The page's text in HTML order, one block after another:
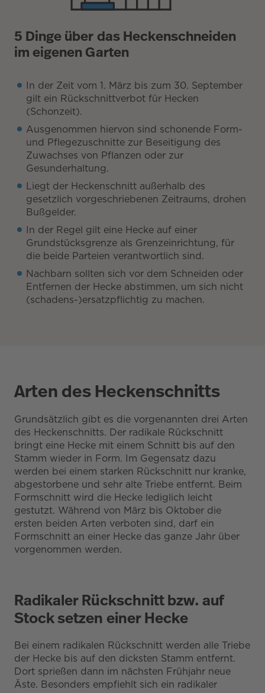
5 Dinge über das Heckenschneiden
im eigenen Garten
In der Zeit vom 1. März bis zum 30. September
gilt ein Rückschnittverbot für Hecken
(Schonzeit).
Ausgenommen hiervon sind schonende Form-
und Pflegezuschnitte zur Beseitigung des
Zuwachses von Pflanzen oder zur
Gesunderhaltung.
Liegt der Heckenschnitt außerhalb des
gesetzlich vorgeschriebenen Zeitraums, drohen
Bußgelder.
In der Regel gilt eine Hecke auf einer
Grundstücksgrenze als Grenzeinrichtung, für
die beide Parteien verantwortlich sind.
Nachbarn sollten sich vor dem Schneiden oder
Entfernen der Hecke abstimmen, um sich nicht
(schadens-)ersatzpflichtig zu machen.
Arten des Heckenschnitts
Grundsätzlich gibt es die vorgenannten drei Arten
des Heckenschnitts. Der radikale Rückschnitt
bringt eine Hecke mit einem Schnitt bis auf den
Stamm wieder in Form. Im Gegensatz dazu
werden bei einem starken Rückschnitt nur kranke,
abgestorbene und sehr alte Triebe entfernt. Beim
Formschnitt wird die Hecke lediglich leicht
gestutzt. Während von März bis Oktober die
ersten beiden Arten verboten sind, darf ein
Formschnitt an einer Hecke das ganze Jahr über
vorgenommen werden.
Radikaler Rückschnitt bzw. auf
Stock setzen einer Hecke
Bei einem radikalen Rückschnitt werden alle Triebe
der Hecke bis auf den dicksten Stamm entfernt.
Dort sprießen dann im nächsten Frühjahr neue
Äste. Besonders empfiehlt sich ein radikaler